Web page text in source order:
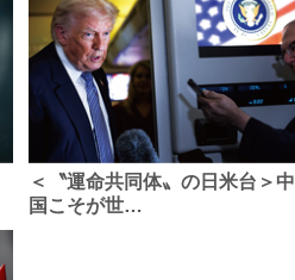
＜〝運命共同体〟の日米台＞中
国こそが世…